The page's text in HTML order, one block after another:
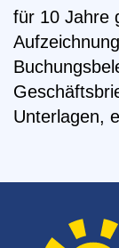
für 10 Jahre
Unterlagen,